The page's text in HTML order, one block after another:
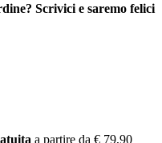
Scrivici e saremo felici
a partire da € 79,90